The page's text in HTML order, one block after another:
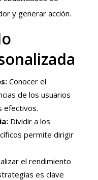
y generar acción.
Conocer el
de los usuarios
efectivos.
Dividir a los
permite dirigir
el rendimiento
es clave